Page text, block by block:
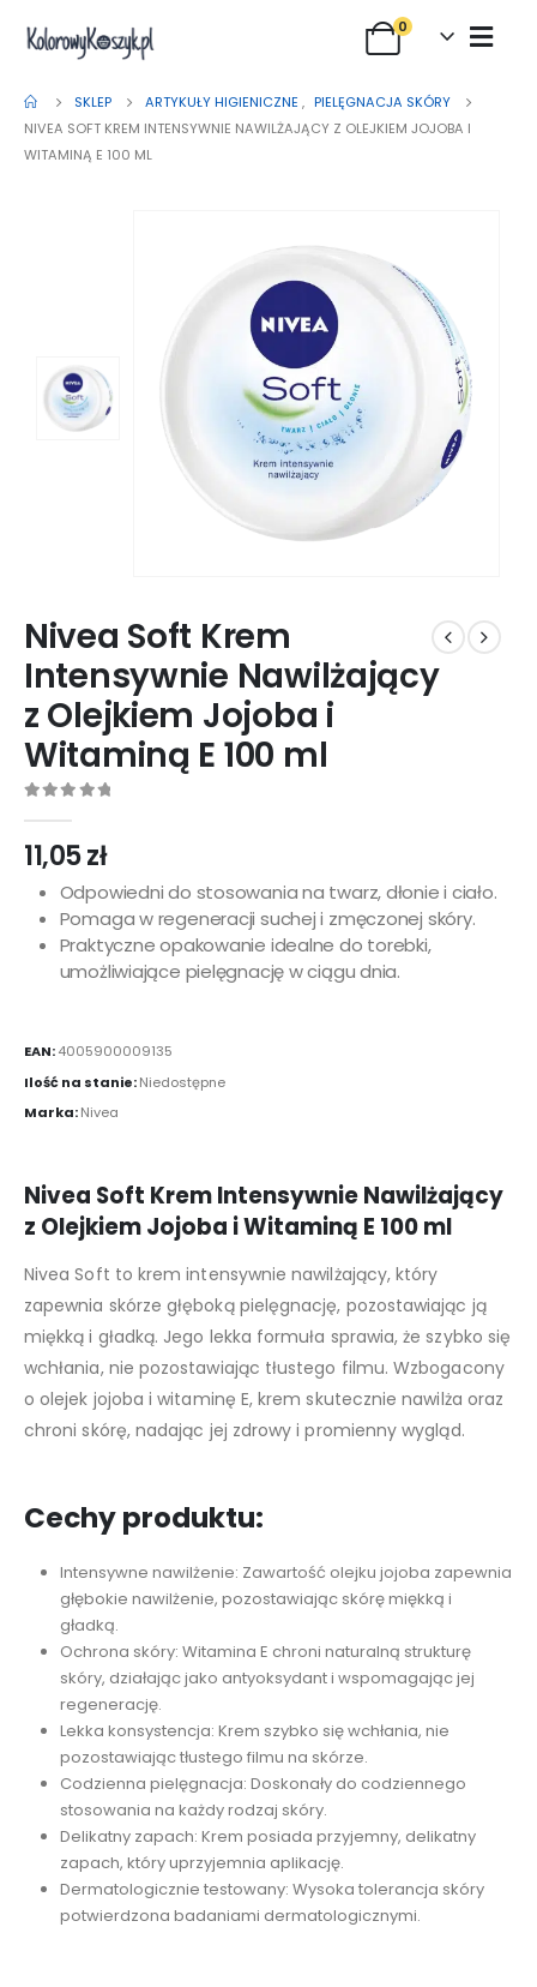
0
SKLEP ARTYKUŁY HIGIENICZNE , PIELĘGNACJA SKÓRY
NIVEA SOFT KREM INTENSYWNIE NAWILŻAJĄCY Z OLEJKIEM JOJOBA I
WITAMINĄ E 100 ML
Nivea Soft Krem
Intensywnie Nawilżający
z Olejkiem Jojoba i
Witaminą E 100 ml
11,05zł
Odpowiedni do stosowania na twarz, dłonie i ciało.
Pomaga w regeneracji suchej i zmęczonej skóry.
Praktyczne opakowanie idealne do torebki,
umożliwiające pielęgnację w ciągu dnia.
EAN:4005900009135
Ilość na stanie:Niedostępne
Marka:Nivea
Nivea Soft Krem Intensywnie Nawilżający
z Olejkiem Jojoba i Witaminą E 100 ml
Nivea Soft to krem intensywnie nawilżający, który
zapewnia skórze głęboką pielęgnację, pozostawiając ją
miękką i gładką. Jego lekka formuła sprawia, że szybko się
wchłania, nie pozostawiając tłustego filmu. Wzbogacony
o olejek jojoba i witaminę E, krem skutecznie nawilża oraz
chroni skórę, nadając jej zdrowy i promienny wygląd.
Cechy produktu:
Intensywne nawilżenie: Zawartość olejku jojoba zapewnia
głębokie nawilżenie, pozostawiając skórę miękką i
gładką.
Ochrona skóry: Witamina E chroni naturalną strukturę
skóry, działając jako antyoksydant i wspomagając jej
regenerację.
Lekka konsystencja: Krem szybko się wchłania, nie
pozostawiając tłustego filmu na skórze.
Codzienna pielęgnacja: Doskonały do codziennego
stosowania na każdy rodzaj skóry.
Delikatny zapach: Krem posiada przyjemny, delikatny
zapach, który uprzyjemnia aplikację.
Dermatologicznie testowany: Wysoka tolerancja skóry
potwierdzona badaniami dermatologicznymi.